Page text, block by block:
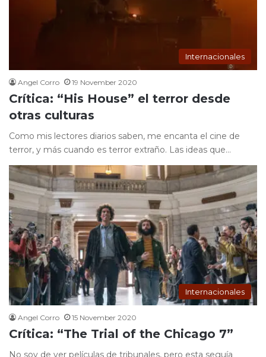
Internacionales
Angel Corro 19 November 2020
Crítica: “His House” el terror desde
otras culturas
Como mis lectores diarios saben, me encanta el cine de
terror, y más cuando es terror extraño. Las ideas que…
Internacionales
Angel Corro 15 November 2020
Crítica: “The Trial of the Chicago 7”
No soy de ver películas de tribunales, pero esta seguía